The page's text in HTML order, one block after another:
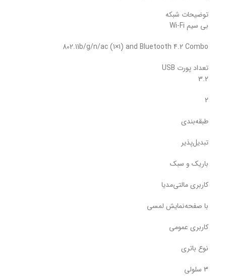
توضیحات شبکه
بی سیم Wi-Fi
802.11b/g/n/ac (1×1) and Bluetooth 4.2 Combo
تعداد پورت USB
3.2
2
طبقه‌بندی
تبدیل‌پذیر
باریک و سبک
کاربری مالتی‌مدیا
با صفحه‌نمایش لمسی
کاربری عمومی
نوع باتری
3 سلولی